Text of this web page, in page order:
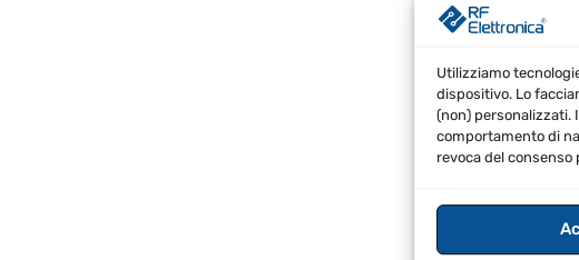
Utilizziamo
dispositivo. Lo
(non) personalizzati.
comportamento di
revoca del
€66.00 IVA